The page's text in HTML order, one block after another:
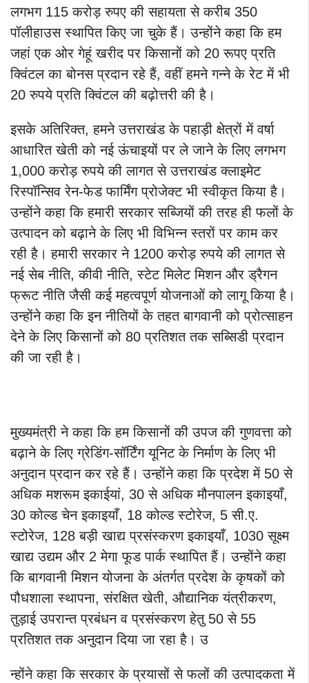
लगभग 115 करोड़ रुपए की सहायता से करीब 350
पॉलीहाउस स्थापित किए जा चुके हैं। उन्होंने कहा कि हम
जहां एक ओर गेहूं खरीद पर किसानों को 20 रूपए प्रति
क्विंटल का बोनस प्रदान रहे हैं, वहीं हमने गन्ने के रेट में भी
20 रुपये प्रति क्विंटल की बढ़ोत्तरी की है।
इसके अतिरिक्त, हमने उत्तराखंड के पहाड़ी क्षेत्रों में वर्षा
आधारित खेती को नई ऊंचाइयों पर ले जाने के लिए लगभग
1,000 करोड़ रुपये की लागत से उत्तराखंड क्लाइमेट
रिस्पॉन्सिव रेन-फेड फार्मिंग प्रोजेक्ट भी स्वीकृत किया है।
उन्होंने कहा कि हमारी सरकार सब्जियों की तरह ही फलों के
उत्पादन को बढ़ाने के लिए भी विभिन्न स्तरों पर काम कर
रही है। हमारी सरकार ने 1200 करोड़ रुपये की लागत से
नई सेब नीति, कीवी नीति, स्टेट मिलेट मिशन और ड्रैगन
फ्रूट नीति जैसी कई महत्वपूर्ण योजनाओं को लागू किया है।
उन्होंने कहा कि इन नीतियों के तहत बागवानी को प्रोत्साहन
देने के लिए किसानों को 80 प्रतिशत तक सब्सिडी प्रदान
की जा रही है।
मुख्यमंत्री ने कहा कि हम किसानों की उपज की गुणवत्ता को
बढ़ाने के लिए ग्रेडिंग-सॉर्टिंग यूनिट के निर्माण के लिए भी
अनुदान प्रदान कर रहे हैं। उन्होंने कहा कि प्रदेश में 50 से
अधिक मशरूम इकाईयां, 30 से अधिक मौनपालन इकाइयाँ,
30 कोल्ड चेन इकाइयाँ, 18 कोल्ड स्टोरेज, 5 सी.ए.
स्टोरेज, 128 बड़ी खाद्य प्रसंस्करण इकाइयाँ, 1030 सूक्ष्म
खाद्य उद्यम और 2 मेगा फूड पार्क स्थापित हैं। उन्होंने कहा
कि बागवानी मिशन योजना के अंतर्गत प्रदेश के कृषकों को
पौधशाला स्थापना, संरक्षित खेती, औद्यानिक यंत्रीकरण,
तुड़ाई उपरान्त प्रबंधन व प्रसंस्करण हेतु 50 से 55
प्रतिशत तक अनुदान दिया जा रहा है। उ
न्होंने कहा कि सरकार के प्रयासों से फलों की उत्पादकता में